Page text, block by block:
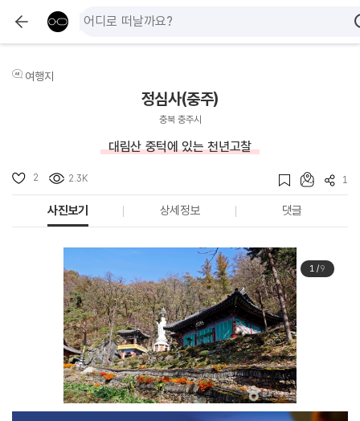
여행지
정심사(충주)
충북 충주시
대림산 중턱에 있는 천년고찰
2 2.3K 1
사진보기 상세정보 댓글
1/9